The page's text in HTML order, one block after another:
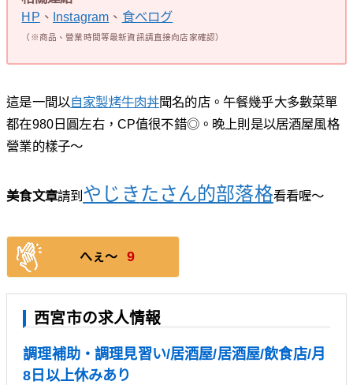
HP 、 Instagram 、 食べログ
（※商品、營業時間等最新資訊請直接向店家確認）
這是一間以自家製烤牛肉丼聞名的店。午餐幾乎大多數菜單
都在980日圓左右，CP值很不錯◎。晚上則是以居酒屋風格
營業的樣子〜
美食文章請到 やじきたさん的部落格看看喔～
へぇ〜 9
西宮市の求人情報
調理補助・調理見習い/居酒屋/居酒屋/飲食店/月
8日以上休みあり